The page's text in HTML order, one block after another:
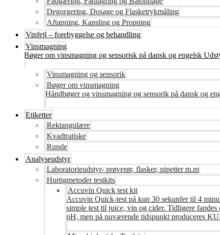
Degorgering, Dosage og Flasketrykmåling
Aftapning, Kapsling og Propning
Vinfejl – forebyggelse og behandling
Vinsmagning
Bøger om vinsmagning og sensorisk på dansk og engelsk
Vinsmagning og sensorik
Bøger om vinsmagning
Håndbøger og vinsmagning og sensorik på dansk og
Etiketter
Rektangulære
Kvadtratiske
Runde
Analyseudstyr
Laboratorieudstyr- prøverør, flasker, pipetter m.m
Hurtigmetoder testkits
Accuvin Quick test kit
Accuvin Quick-test på kun 30 sekunfer til 4
simple test til juice, vin og cider. Tidligere
pH, men på nuværende tidspunkt produceres